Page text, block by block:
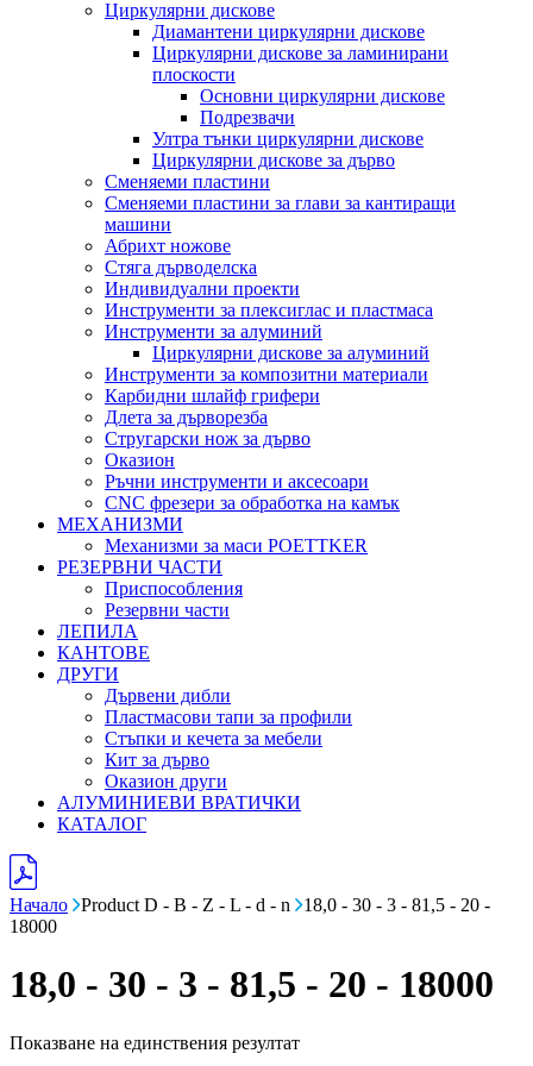
Циркулярни дискове
Диамантени циркулярни дискове
Циркулярни дискове за ламинирани
плоскости
Основни циркулярни дискове
Подрезвачи
Ултра тънки циркулярни дискове
Циркулярни дискове за дърво
Сменяеми пластини
Сменяеми пластини за глави за кантиращи
машини
Абрихт ножове
Стяга дърводелска
Индивидуални проекти
Инструменти за плексиглас и пластмаса
Инструменти за алуминий
Циркулярни дискове за алуминий
Инструменти за композитни материали
Карбидни шлайф грифери
Длета за дърворезба
Стругарски нож за дърво
Оказион
Ръчни инструменти и аксесоари
CNC фрезери за обработка на камък
МЕХАНИЗМИ
Механизми за маси POETTKER
РЕЗЕРВНИ ЧАСТИ
Приспособления
Резервни части
ЛЕПИЛА
КАНТОВЕ
ДРУГИ
Дървени дибли
Пластмасови тапи за профили
Стъпки и кечета за мебели
Кит за дърво
Оказион други
АЛУМИНИЕВИ ВРАТИЧКИ
КАТАЛОГ
Начало Product D - B - Z - L - d - n
18,0 - 30 - 3 - 81,5 - 20 -
18000
18,0 - 30 - 3 - 81,5 - 20 - 18000
Показване на единствения резултат